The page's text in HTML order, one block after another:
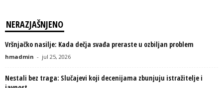
NERAZJAŠNJENO
Vršnjačko nasilje: Kada dečja svađa preraste u ozbiljan problem
hmadmin - jul 25, 2026
Nestali bez traga: Slučajevi koji decenijama zbunjuju istražitelje i